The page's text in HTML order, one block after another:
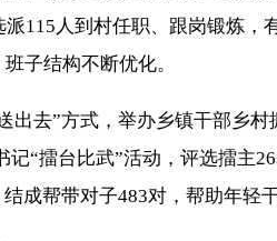
115人到村任职、跟岗锻炼
子结构不断优化。
”方式，举办乡镇干部乡村
“擂台比武”活动，评选擂主
成帮带对子483对，帮助年轻